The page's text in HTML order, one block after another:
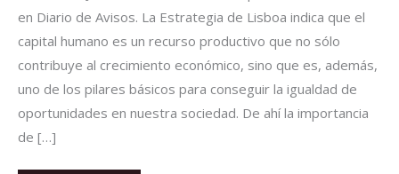
en Diario de Avisos. La Estrategia de Lisboa indica que el
capital humano es un recurso productivo que no sólo
contribuye al crecimiento económico, sino que es, además,
uno de los pilares básicos para conseguir la igualdad de
oportunidades en nuestra sociedad. De ahí la importancia
de […]